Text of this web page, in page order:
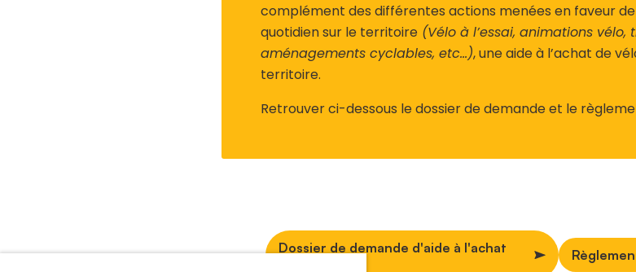
complément des différentes actions menées en faveur
quotidien sur le territoire (Vélo à l’essai, animations
aménagements cyclables, etc…), une aide à l’achat de
territoire.
Retrouver ci-dessous le dossier de demande et le
Dossier de demande d'aide à l'achat